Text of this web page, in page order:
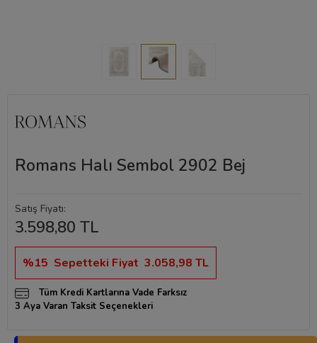
Romans Halı Sembol 2902 Bej
Satış Fiyatı:
3.598,80 TL
%15 Sepetteki Fiyat 3.058,98 TL
Tüm Kredi Kartlarına Vade Farksız
3 Aya Varan Taksit Seçenekleri